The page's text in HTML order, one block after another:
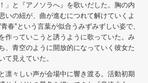
」と『アノソラへ』を歌いだした。胸の内
いの紐が、曲が進むにつれて解けていくよ
春"という言葉が似合うみずみずしい姿で、
作っていこうと誘うように歌っていた。み
、青空のように開放的になっていく彼女た
て見えていた。
凛々しい声が会場中に響き渡る。活動初期